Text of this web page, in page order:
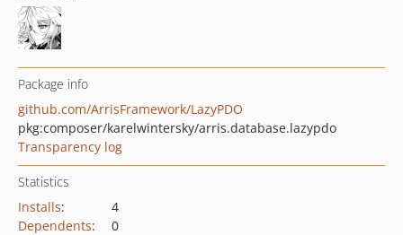
Package info
github.com/ArrisFramework/LazyPDO
pkg:composer/karelwintersky/arris.database.lazypdo
Transparency log
Statistics
Installs:
4
Dependents:
0